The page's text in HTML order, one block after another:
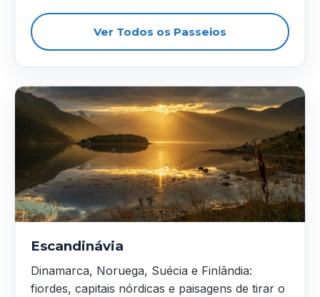
Ver Todos os Passeios
Escandinávia
Dinamarca, Noruega, Suécia e Finlândia:
fiordes, capitais nórdicas e paisagens de tirar o